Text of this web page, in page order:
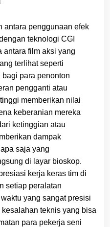
antara penggunaan efek
teknologi CGI
antara film aksi yang
terlihat seperti
para penonton
pengganti atau
memberikan nilai
keberanian mereka
ketinggian atau
dampak
saja yang
di layar bioskop.
kerja keras tim di
setiap peralatan
yang sangat presisi
teknis yang bisa
para pekerja seni